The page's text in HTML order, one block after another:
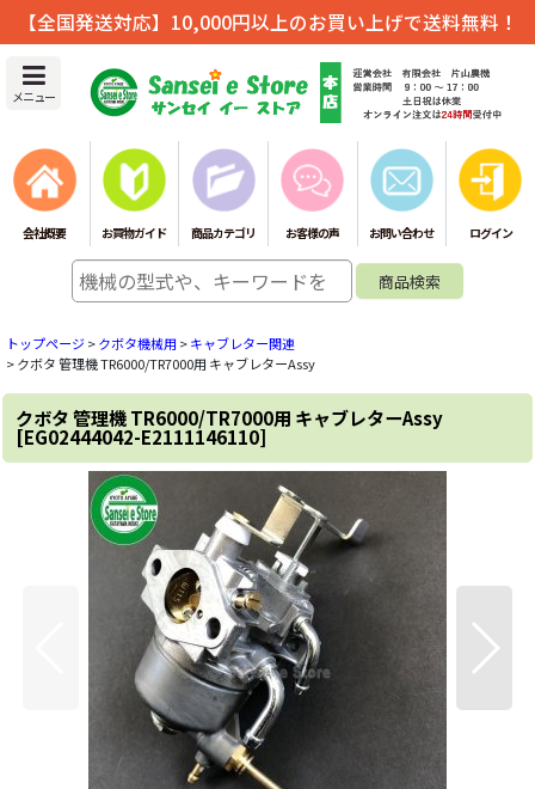
【全国発送対応】10,000円以上のお買い上げで送料無料！
メニュー
会社概要 お買物ガイド 商品カテゴリ お客様の声 お問い合わせ ログイン
トップページ>クボタ機械用 >キャブレター関連
>クボタ 管理機 TR6000/TR7000用 キャブレターAssy
クボタ 管理機 TR6000/TR7000用 キャブレターAssy
[EG02444042-E2111146110]